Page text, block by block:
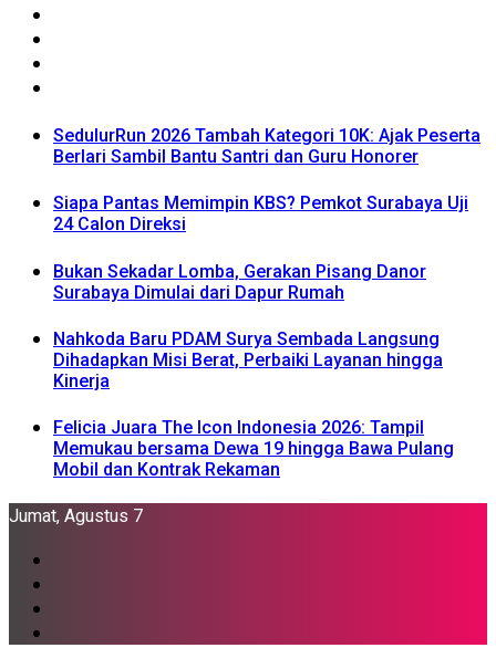
SedulurRun 2026 Tambah Kategori 10K: Ajak Peserta
Berlari Sambil Bantu Santri dan Guru Honorer
Siapa Pantas Memimpin KBS? Pemkot Surabaya Uji
24 Calon Direksi
Bukan Sekadar Lomba, Gerakan Pisang Danor
Surabaya Dimulai dari Dapur Rumah
Nahkoda Baru PDAM Surya Sembada Langsung
Dihadapkan Misi Berat, Perbaiki Layanan hingga
Kinerja
Felicia Juara The Icon Indonesia 2026: Tampil
Memukau bersama Dewa 19 hingga Bawa Pulang
Mobil dan Kontrak Rekaman
Jumat, Agustus 7